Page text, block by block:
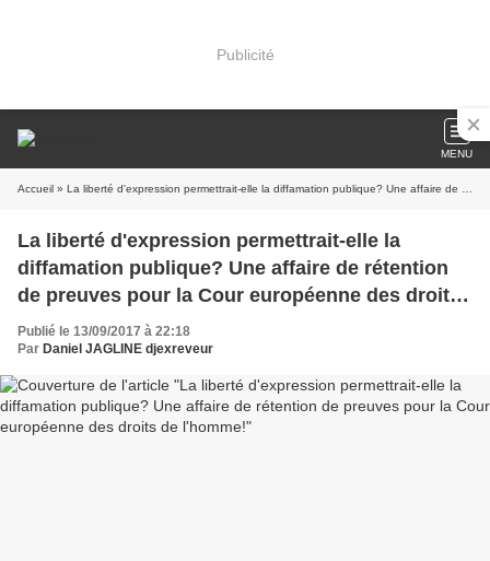
Publicité
MENU
Accueil » La liberté d'expression permettrait-elle la diffamation publique? Une affaire de rétention de preuves pour la Cour européenne des droits de l'homme!
La liberté d'expression permettrait-elle la
diffamation publique? Une affaire de rétention
de preuves pour la Cour européenne des droits
de l'homme!
Publié le 13/09/2017 à 22:18
Par Daniel JAGLINE djexreveur